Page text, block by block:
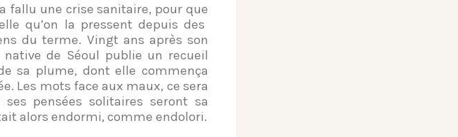
fallu une crise sanitaire, pour que
qu’on la pressent depuis des
du terme. Vingt ans après son
de Séoul publie un recueil
sa plume, dont elle commença
Les mots face aux maux, ce sera
pensées solitaires seront sa
alors endormi, comme endolori.